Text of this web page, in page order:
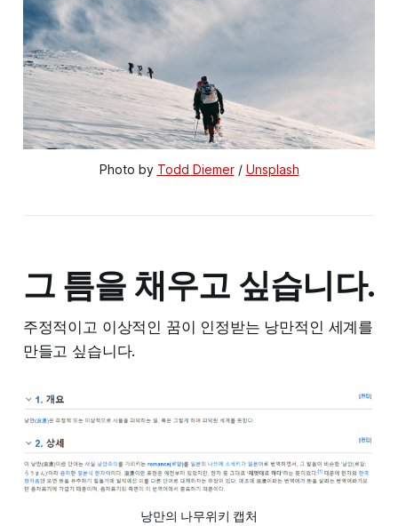
Photo by Todd Diemer/ Unsplash
그 틈을 채우고 싶습니다.
주정적이고 이상적인 꿈이 인정받는 낭만적인 세계를
만들고 싶습니다.
낭만의 나무위키 캡처